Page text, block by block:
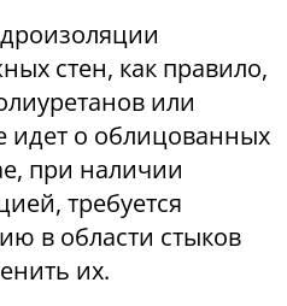
стен, как правило,
или
идет о облицованных
при наличии
требуется
в области стыков
их.